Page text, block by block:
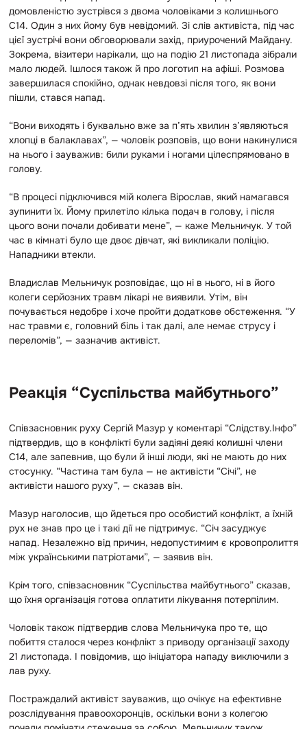
домовленістю зустрівся з двома чоловіками з колишнього
С14. Один з них йому був невідомий. Зі слів активіста, під час
цієї зустрічі вони обговорювали захід, приурочений Майдану.
Зокрема, візитери нарікали, що на подію 21 листопада зібрали
мало людей. Ішлося також й про логотип на афіші. Розмова
завершилася спокійно, однак невдовзі після того, як вони
пішли, стався напад.
“Вони виходять і буквально вже за п’ять хвилин з’являються
хлопці в балаклавах”, — чоловік розповів, що вони накинулися
на нього і зауважив: били руками і ногами цілеспрямовано в
голову.
“В процесі підключився мій колега Вірослав, який намагався
зупинити їх. Йому прилетіло кілька подач в голову, і після
цього вони почали добивати мене”, — каже Мельничук. У той
час в кімнаті було ще двоє дівчат, які викликали поліцію.
Нападники втекли.
Владислав Мельничук розповідає, що ні в нього, ні в його
колеги серйозних травм лікарі не виявили. Утім, він
почувається недобре і хоче пройти додаткове обстеження. “У
нас травми є, головний біль і так далі, але немає струсу і
переломів”, — зазначив активіст.
Реакція “Суспільства майбутнього”
Співзасновник руху Сергій Мазур у коментарі “Слідству.Інфо”
підтвердив, що в конфлікті були задіяні деякі колишні члени
С14, але запевнив, що були й інші люди, які не мають до них
стосунку. “Частина там була — не активісти “Січі”, не
активісти нашого руху”, — сказав він.
Мазур наголосив, що йдеться про особистий конфлікт, а їхній
рух не знав про це і такі дії не підтримує. “Січ засуджує
напад. Незалежно від причин, недопустимим є кровопролиття
між українськими патріотами”, — заявив він.
Крім того, співзасновник “Суспільства майбутнього” сказав,
що їхня організація готова оплатити лікування потерпілим.
Чоловік також підтвердив слова Мельничука про те, що
побиття сталося через конфлікт з приводу організації заходу
21 листопада. І повідомив, що ініціатора нападу виключили з
лав руху.
Постраждалий активіст зауважив, що очікує на ефективне
розслідування правоохоронців, оскільки вони з колегою